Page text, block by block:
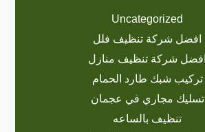
Uncategorized
افضل شركة تنظيف فلل
افضل شركة تنظيف منازل
تركيب شبك طارد الحمام
تسليك مجاري في عجمان
تنظيف بالساعه